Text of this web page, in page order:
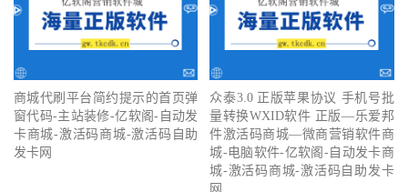
商城代刷平台简约提示的首页弹
窗代码-主站装修-亿软阁-自动发
卡商城-激活码商城-激活码自助
发卡网
众泰3.0 正版苹果协议 手机号批
量转换WXID软件 正版—乐爱邦
件激活码商城—微商营销软件商
城-电脑软件-亿软阁-自动发卡商
城-激活码商城-激活码自助发卡
网